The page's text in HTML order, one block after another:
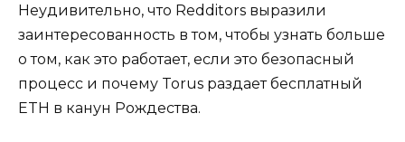
Неудивительно, что Redditors выразили
заинтересованность в том, чтобы узнать больше
о том, как это работает, если это безопасный
процесс и почему Torus раздает бесплатный
ETH в канун Рождества.